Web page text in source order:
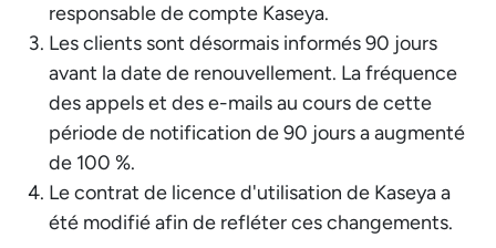
responsable de compte Kaseya.
Les clients sont désormais informés 90 jours
avant la date de renouvellement. La fréquence
des appels et des e-mails au cours de cette
période de notification de 90 jours a augmenté
de 100 %.
Le contrat de licence d'utilisation de Kaseya a
été modifié afin de refléter ces changements.